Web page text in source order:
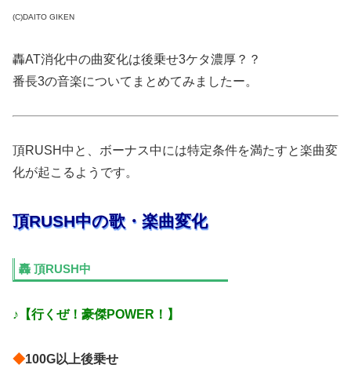
(C)DAITO GIKEN
轟AT消化中の曲変化は後乗せ3ケタ濃厚？？
番長3の音楽についてまとめてみましたー。
頂RUSH中と、ボーナス中には特定条件を満たすと楽曲変
化が起こるようです。
頂RUSH中の歌・楽曲変化
轟 頂RUSH中
♪【行くぜ！豪傑POWER！】
◆100G以上後乗せ